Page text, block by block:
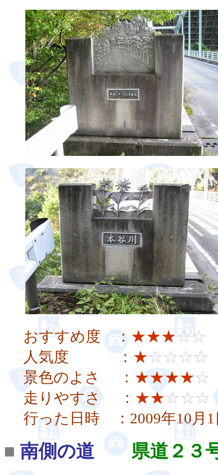
おすすめ度 ： ★★★☆☆
人気度 ： ★☆☆☆☆
景色のよさ ： ★★★★☆
走りやすさ ： ★★☆☆☆
行った日時 ：2009年10月1
■ 南側の道 県道２３